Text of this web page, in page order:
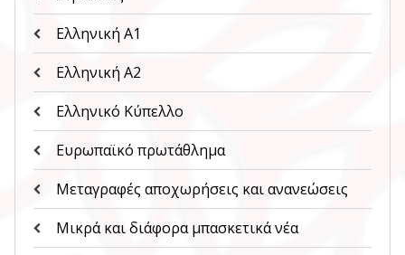
Ελληνική Α1
Ελληνική Α2
Ελληνικό Κύπελλο
Ευρωπαϊκό πρωτάθλημα
Μεταγραφές αποχωρήσεις και ανανεώσεις
Μικρά και διάφορα μπασκετικά νέα